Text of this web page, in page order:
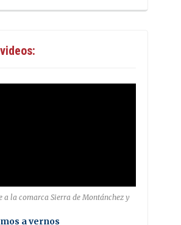
a la comarca Sierra de Montánchez y
a vernos